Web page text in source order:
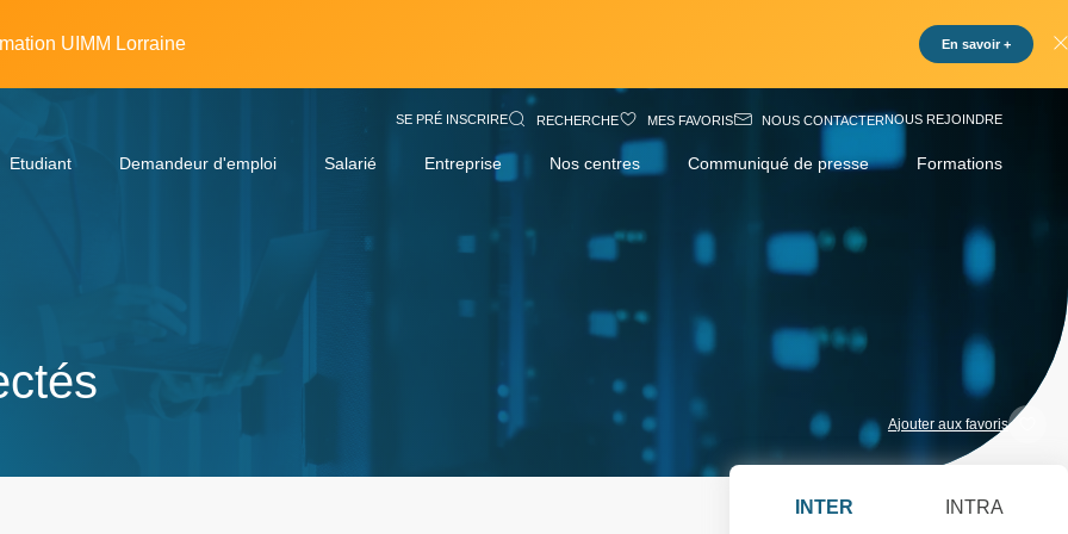
UIMM Lorraine En savoir +
SE PRÉ INSCRIRE RECHERCHE MES FAVORIS NOUS CONTACTERNOUS REJOINDRE
Etudiant Demandeur d'emploi Salarié Entreprise Nos centres Communiqué de presse Formations
Ajouter aux favoris
INTER INTRA